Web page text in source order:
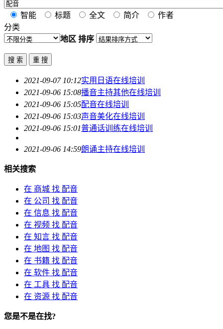
智能 标题 全文 简介
作者
分类
地区 排序
2021-09-07 10:12实用日语在线培训
2021-09-06 15:08播音主持其他在线培训
2021-09-06 15:05配音在线培训
2021-09-06 15:03声音美化在线培训
2021-09-06 15:01普通话训练在线培训
2021-09-06 14:59朗诵主持在线培训
相关搜索
在 商城 找 配音
在 公司 找 配音
在 信息 找 配音
在 视频 找 配音
在 知言 找 配音
在 地图 找 配音
在 书籍 找 配音
在 软件 找 配音
在 工具 找 配音
在 资源 找 配音
您是不是在找?